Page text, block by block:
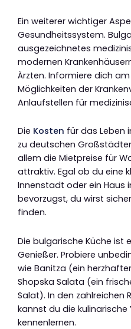
Ein weiterer wichtiger
Gesundheitssystem.
ausgezeichnetes
modernen
Ärzten. Informiere dich
Möglichkeiten der
Anlaufstellen für
Die Kosten für das Leben
zu deutschen
allem die Mietpreise für
attraktiv. Egal ob du eine
Innenstadt oder ein Haus
bevorzugst, du wirst
finden.
Die bulgarische Küche ist
Genießer. Probiere
wie Banitza (ein
Shopska Salata (ein
Salat). In den zahlreichen
kannst du die kulinarische
kennenlernen.